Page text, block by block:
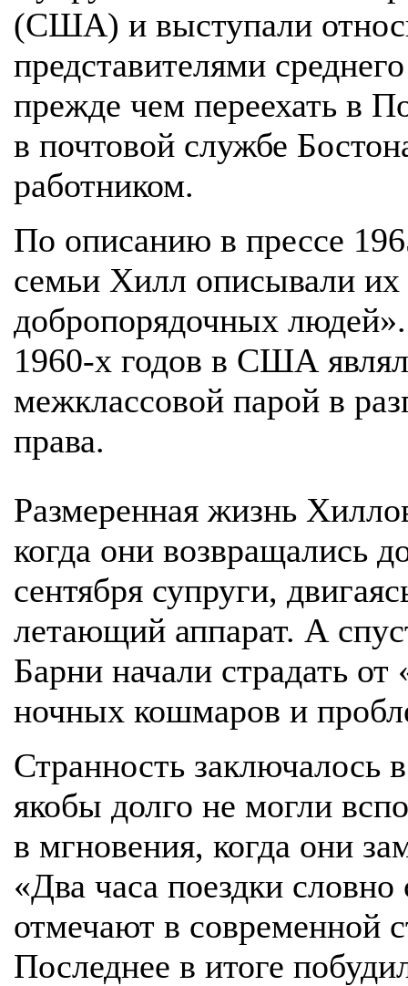
(США) и выступали
представителями
прежде чем переехать в
в почтовой службе
работником.
По описанию в прессе
семьи Хилл описывали
добропорядочных
1960-х годов в США
межклассовой парой в
права.
Размеренная жизнь
когда они возвращались
сентября супруги,
летающий аппарат. А
Барни начали страдать
ночных кошмаров и
Странность заключалось
якобы долго не могли
в мгновения, когда они
«Два часа поездки
отмечают в современной
Последнее в итоге